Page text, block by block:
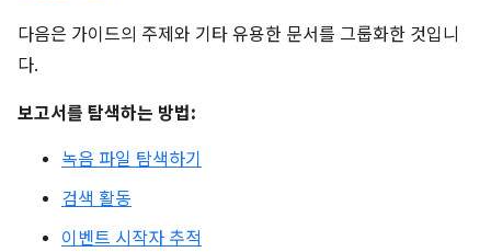
다음은 가이드의 주제와 기타 유용한 문서를 그룹화한 것입니
다.
보고서를 탐색하는 방법:
녹음 파일 탐색하기
검색 활동
이벤트 시작자 추적